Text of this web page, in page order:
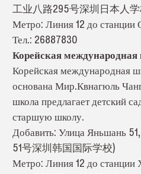
工业八路295号深圳日本人
Метро: Линия 12 до станции
Тел.: 26887830
Корейская
Корейская международная
основана Мир.Квнагюль
школа предлагает детский
старшую школу.
Добавить: Улица Яньшань
51号深圳韩国国际学校)
Метро: Линия 12 до